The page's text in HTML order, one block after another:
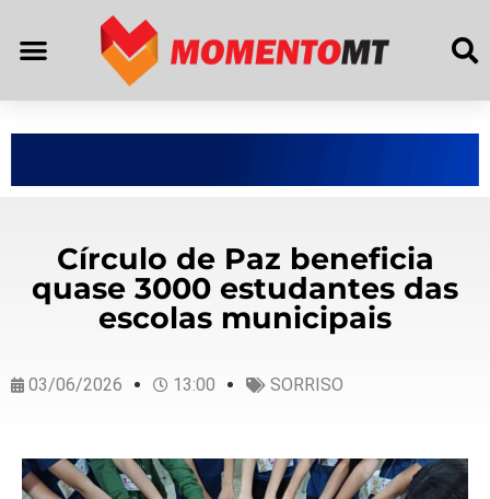
Círculo de Paz beneficia
quase 3000 estudantes das
escolas municipais
03/06/2026 13:00 SORRISO